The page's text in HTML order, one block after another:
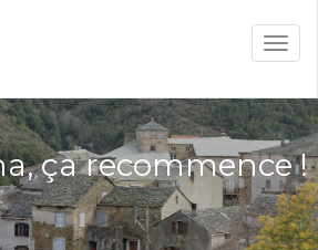
ça recommence !